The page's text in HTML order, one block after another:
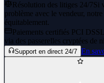
Résolution des litiges 24/7Si
problème avec le vendeur,
équitablement.
Paiements certifiés PCI DSS
via des passerelles cryptées de
Support en direct 24/7 En